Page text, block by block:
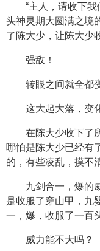
“主人，请收下
头神灵期大圆满之境
了陈大少，让陈大少
强敌！
转眼之间就全都
这大起大落，变
在陈大少收下了
哪怕是陈大少已经有
的，有些凌乱，摸不
九剑合一，爆的
是收服了穿山甲，九
一，爆，收服了一百
威力能不大吗？